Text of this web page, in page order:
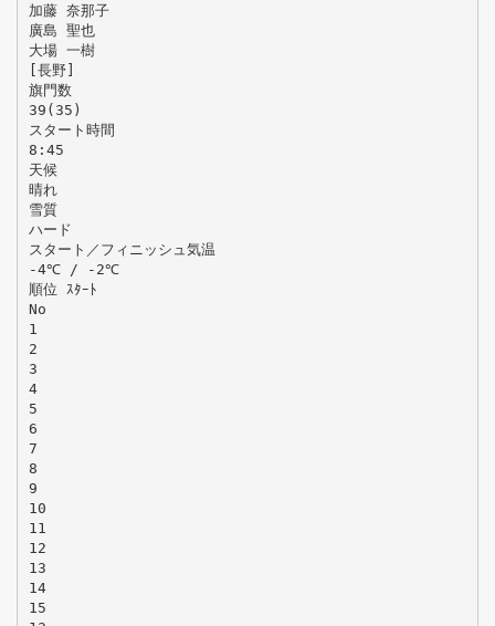
加藤 奈那子
廣島 聖也
大場 一樹
[長野]
旗門数
39(35)
スタート時間
8:45
天候
晴れ
雪質
ハード
スタート／フィニッシュ気温
-4℃ / -2℃
順位 ｽﾀｰﾄ
No
1
2
3
4
5
6
7
8
9
10
11
12
13
14
15